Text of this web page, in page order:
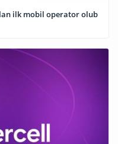
ilk mobil operator olub